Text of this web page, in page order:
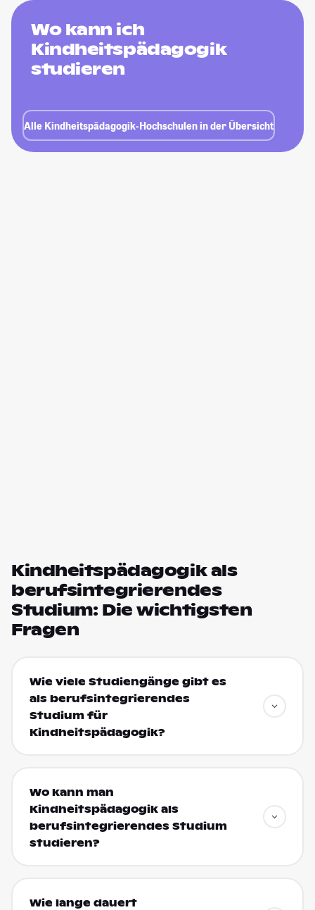
Wo kann ich
Kindheitspädagogik
studieren
Alle Kindheitspädagogik-Hochschulen in der Übersicht
Kindheitspädagogik als
berufsintegrierendes
Studium: Die wichtigsten
Fragen
Wie viele Studiengänge gibt es
als berufsintegrierendes
Studium für
Kindheitspädagogik?
Wo kann man
Kindheitspädagogik als
berufsintegrierendes Studium
studieren?
Wie lange dauert